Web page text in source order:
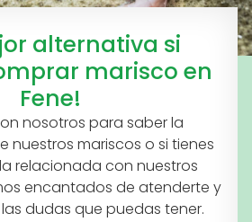
alternativa si
marisco en
Fene!
nosotros para saber la
nuestros mariscos o si tienes
relacionada con nuestros
encantados de atenderte y
dudas que puedas tener.